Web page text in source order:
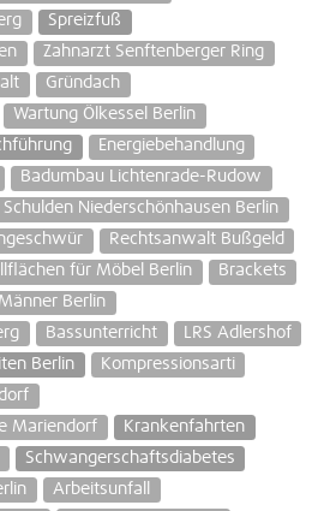
Spreizfuß
Zahnarzt Senftenberger Ring
Gründach
Wartung Ölkessel Berlin
Energiebehandlung
Badumbau Lichtenrade-Rudow
Schulden Niederschönhausen Berlin
Rechtsanwalt Bußgeld
für Möbel Berlin
Brackets
Berlin
Bassunterricht
LRS Adlershof
Berlin
Kompressionsarti
Mariendorf
Krankenfahrten
Schwangerschaftsdiabetes
Arbeitsunfall